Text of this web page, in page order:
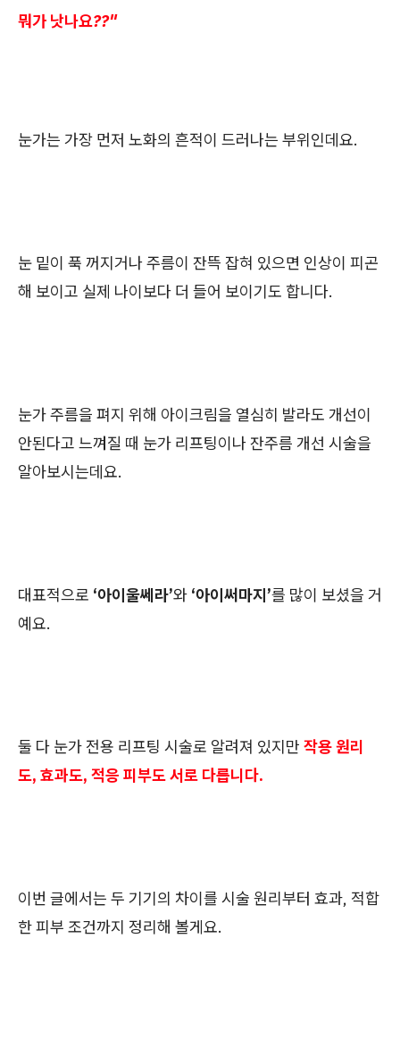
뭐가 낫나요??"
눈가는 가장 먼저 노화의 흔적이 드러나는 부위인데요.
눈 밑이 푹 꺼지거나 주름이 잔뜩 잡혀 있으면 인상이 피곤
해 보이고 실제 나이보다 더 들어 보이기도 합니다.
눈가 주름을 펴지 위해 아이크림을 열심히 발라도 개선이
안된다고 느껴질 때 눈가 리프팅이나 잔주름 개선 시술을
알아보시는데요.
대표적으로 ‘아이울쎄라’와 ‘아이써마지’를 많이 보셨을 거
예요.
둘 다 눈가 전용 리프팅 시술로 알려져 있지만 작용 원리
도, 효과도, 적응 피부도 서로 다릅니다.
이번 글에서는 두 기기의 차이를 시술 원리부터 효과, 적합
한 피부 조건까지 정리해 볼게요.